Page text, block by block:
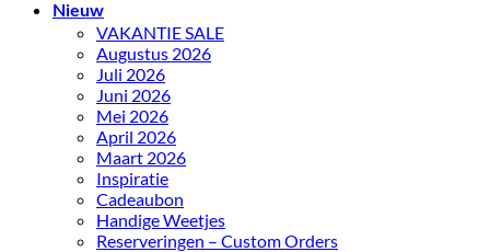
Nieuw
VAKANTIE SALE
Augustus 2026
Juli 2026
Juni 2026
Mei 2026
April 2026
Maart 2026
Inspiratie
Cadeaubon
Handige Weetjes
Reserveringen – Custom Orders